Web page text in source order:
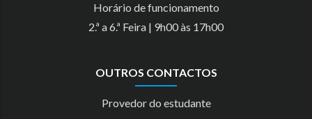
Horário de funcionamento
2.ª a 6.ª Feira | 9h00 às 17h00
OUTROS CONTACTOS
Provedor do estudante